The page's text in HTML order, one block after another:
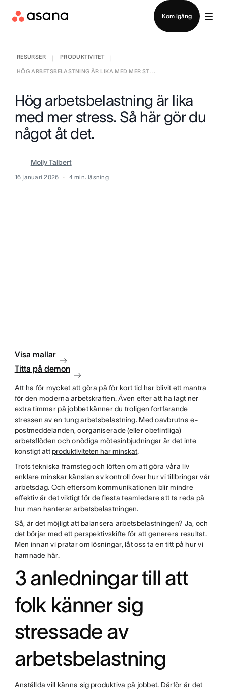
Kom igång
RESURSER PRODUKTIVITET
HÖG ARBETSBELASTNING ÄR LIKA MED MER ST ...
Hög arbetsbelastning är lika
med mer stress. Så här gör du
något åt det.
Molly Talbert
16 januari 2026 4 min. läsning
Visa mallar
Titta på demon
Att ha för mycket att göra på för kort tid har blivit ett mantra
för den moderna arbetskraften. Även efter att ha lagt ner
extra timmar på jobbet känner du troligen fortfarande
stressen av en tung arbetsbelastning. Med oavbrutna e-
postmeddelanden, oorganiserade (eller obefintliga)
arbetsflöden och onödiga mötesinbjudningar är det inte
konstigt att produktiviteten har minskat.
Trots tekniska framsteg och löften om att göra våra liv
enklare minskar känslan av kontroll över hur vi tillbringar vår
arbetsdag. Och eftersom kommunikationen blir mindre
effektiv är det viktigt för de flesta teamledare att ta reda på
hur man hanterar arbetsbelastningen.
Så, är det möjligt att balansera arbetsbelastningen? Ja, och
det börjar med ett perspektivskifte för att generera resultat.
Men innan vi pratar om lösningar, låt oss ta en titt på hur vi
hamnade här.
3 anledningar till att
folk känner sig
stressade av
arbetsbelastning
Anställda vill känna sig produktiva på jobbet. Därför är det